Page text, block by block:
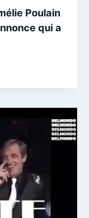
Poulain
qui a